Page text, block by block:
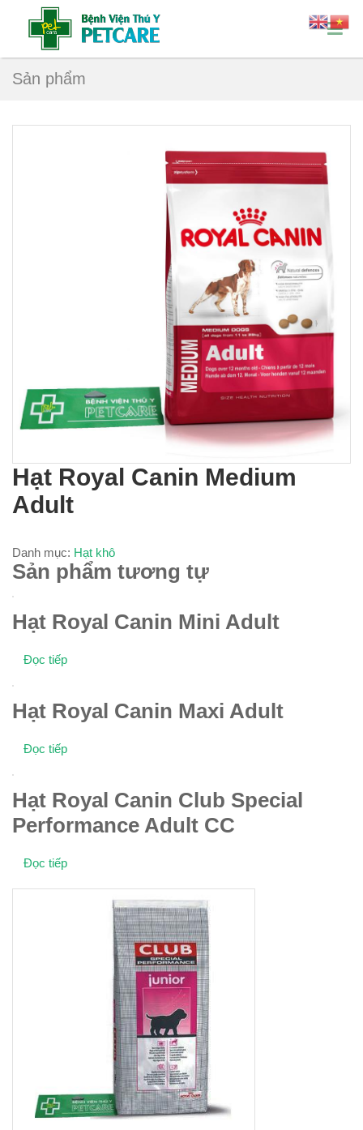
Sản phẩm
Hạt Royal Canin Medium
Adult
Danh mục: Hạt khô
Sản phẩm tương tự
Hạt Royal Canin Mini Adult
Đọc tiếp
Hạt Royal Canin Maxi Adult
Đọc tiếp
Hạt Royal Canin Club Special
Performance Adult CC
Đọc tiếp